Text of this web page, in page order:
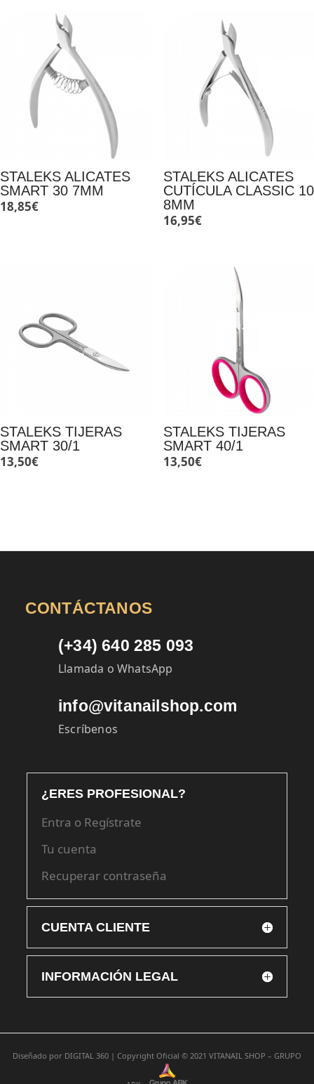
STALEKS ALICATES
SMART 30 7MM
18,85€
STALEKS ALICATES
CUTÍCULA CLASSIC 10
8MM
16,95€
STALEKS TIJERAS
SMART 30/1
13,50€
STALEKS TIJERAS
SMART 40/1
13,50€
CONTÁCTANOS
(+34) 640 285 093
Llamada o WhatsApp
info@vitanailshop.com
Escríbenos
¿ERES PROFESIONAL?
Entra o Regístrate
Tu cuenta
Recuperar contraseña
CUENTA CLIENTE
INFORMACIÓN LEGAL
Diseñado por DIGITAL 360 | Copyright Oficial © 2021 VITANAIL SHOP – GRUPO